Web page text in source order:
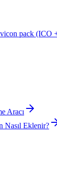
pack (ICO
Aracı
Nasıl Eklenir?